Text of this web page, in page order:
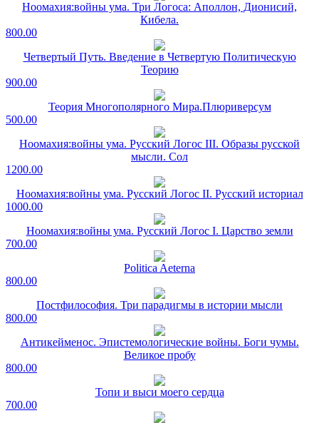
Ноомахия:войны ума. Три Логоса: Аполлон, Дионисий,
Кибела.
800.00
Четвертый Путь. Введение в Четвертую Политическую
Теорию
900.00
Теория Многополярного Мира.Плюриверсум
500.00
Ноомахия:войны ума. Русский Логос III. Образы русской
мысли. Сол
1200.00
Ноомахия:войны ума. Русский Логос II. Русский историал
1000.00
Ноомахия:войны ума. Русский Логос I. Царство земли
700.00
Politica Aeterna
800.00
Постфилософия. Три парадигмы в истории мысли
800.00
Антикейменос. Эпистемологические войны. Боги чумы.
Великое пробу
800.00
Топи и выси моего сердца
700.00